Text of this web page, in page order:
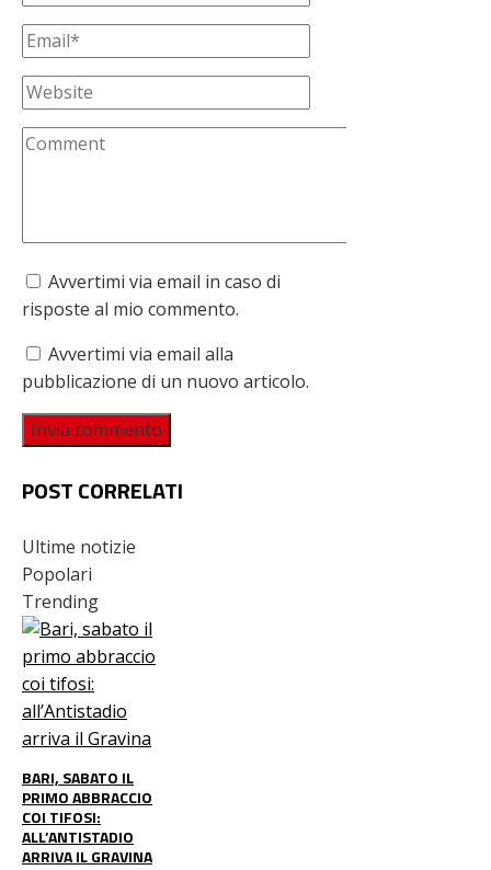
Avvertimi via email in caso di
risposte al mio commento.
Avvertimi via email alla
pubblicazione di un nuovo articolo.
POST CORRELATI
Ultime notizie
Popolari
Trending
BARI, SABATO IL
PRIMO ABBRACCIO
COI TIFOSI:
ALL’ANTISTADIO
ARRIVA IL GRAVINA